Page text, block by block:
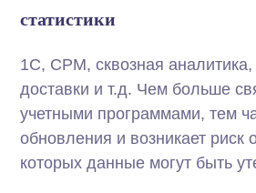
статистики
1С, СРМ, сквозная
доставки и т.д. Чем больше
учетными программами, тем
обновления и возникает риск
которых данные могут быть